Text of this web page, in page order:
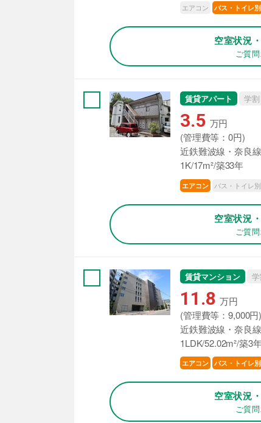
エアコン バス・トイレ別
空室状況
ご質
賃貸アパート 学割
3.5 万円
(管理費等：0円)
近鉄難波線・奈良
1K/17m²/築33年
エアコン バス・トイレ別
空室状況
ご質
賃貸マンション
11.8 万円
(管理費等：9,000円)
近鉄難波線・奈良
1LDK/52.02m²/築3
エアコン バス・トイレ別
空室状況
ご質